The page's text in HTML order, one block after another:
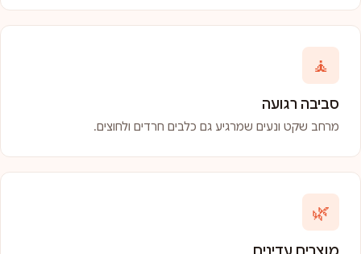
🧘
סביבה רגועה
מרחב שקט ונעים שמרגיע גם כלבים חרדים ולחוצים.
🌿